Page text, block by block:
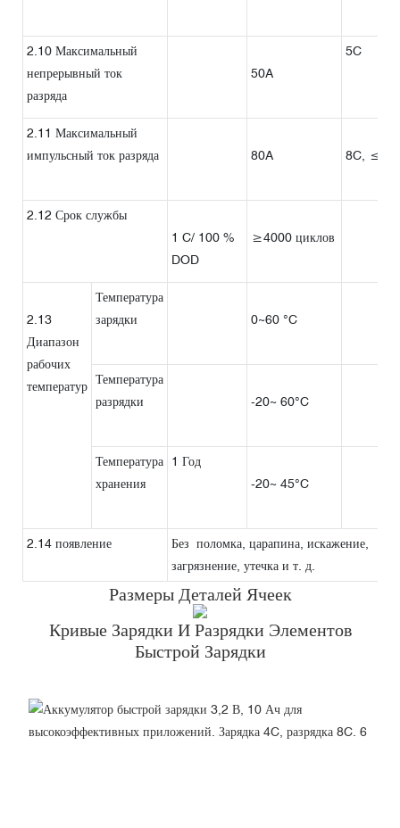
2.10 Максимальный
непрерывный ток
разряда
50A
5C
2.11 Максимальный
импульсный ток разряда
80A 8C, ≤15
2.12 Срок службы
1 C/ 100 %
DOD
≥4000 циклов
2.13
Диапазон
рабочих
температур
Температура
зарядки
0~60 °C
Температура
разрядки
-20~ 60°C
Температура
хранения
1 Год
-20~ 45°C
2.14 появление
Без поломка, царапина, искажение,
загрязнение, утечка и т. д.
Размеры Деталей Ячеек
Кривые Зарядки И Разрядки Элементов
Быстрой Зарядки